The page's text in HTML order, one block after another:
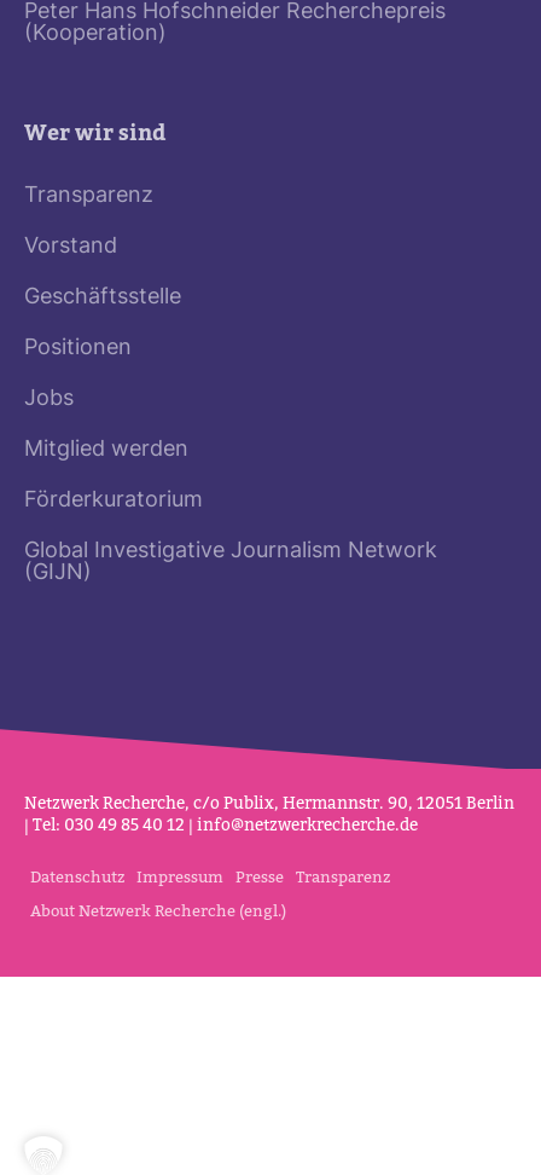
Peter Hans Hofschneider Recherchepreis
(Kooperation)
Wer wir sind
Transparenz
Vorstand
Geschäftsstelle
Positionen
Jobs
Mitglied werden
Förderkuratorium
Global Investigative Journalism Network
(GIJN)
Netz­werk Recherche, c/o Publix, Her­mannstr. 90, 12051 Berlin
| Tel: 030 49 85 40 12 | info@netz­werk­re­cherche.de
Datenschutz Impressum Presse Transparenz
About Netzwerk Recherche (engl.)